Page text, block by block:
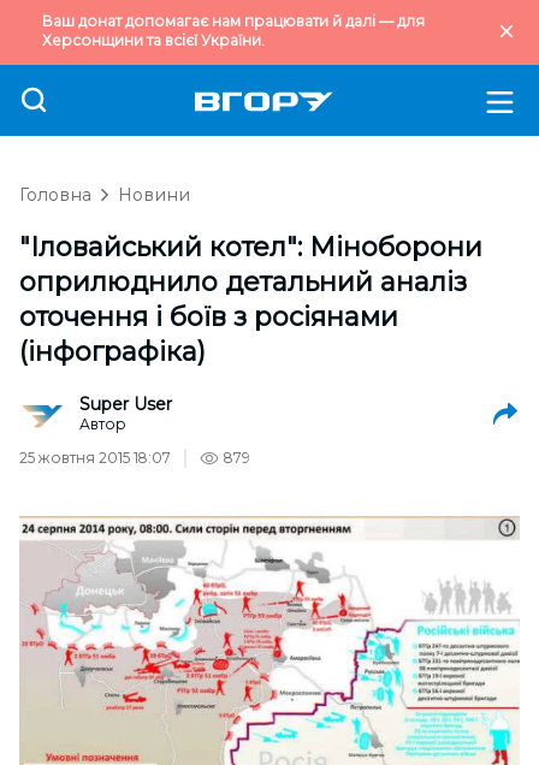
Ваш донат допомагає нам працювати й далі — для
Херсонщини та всієї України.
Головна Новини
"Іловайський котел": Міноборони
оприлюднило детальний аналіз
оточення і боїв з росіянами
(інфографіка)
Super User
Автор
25 жовтня 2015 18:07
879